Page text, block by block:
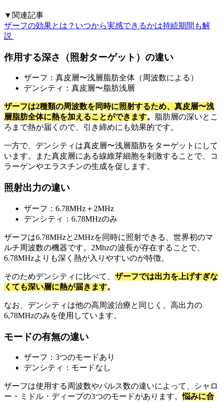
▼関連記事
ザーフの効果とは？いつから実感できるかは持続期間も解
説
作用する深さ（照射ターゲット）の違い
ザーフ：真皮層〜浅層脂肪全体（周波数による）
デンシティ：真皮層〜脂肪浅層
ザーフは2種類の周波数を同時に照射するため、真皮層〜浅
層脂肪全体に熱を加えることができます。 脂肪層の深いとこ
ろまで熱が届くので、引き締めにも効果的です。
一方で、デンシティは真皮層〜浅層脂肪をターゲットにして
います。また真皮層にある線維芽細胞を刺激することで、コ
ラーゲンやエラスチンの生成を促します。
照射出力の違い
ザーフ：6.78MHz＋2MHz
デンシティ：6.78MHzのみ
ザーフは6.78MHzと2MHzを同時に照射できる、世界初のマ
ルチ周波数の機器です。2Mhzの波長が存在することで、
6.78MHzよりも深く熱が入りやすいのが特徴。
そのためデンシティに比べて、 ザーフでは出力を上げすぎな
くても深い層に熱が届きます。
なお、デンシティは他の高周波治療と同じく、高出力の
6,78MHzのみを使用しています。
モードの有無の違い
ザーフ：3つのモードあり
デンシティ：モードなし
ザーフは使用する周波数やパルス数の違いによって、シャロ
ー・ミドル・ディープの3つのモードがあります。悩みに合